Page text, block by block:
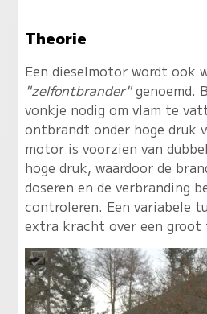
Theorie
Een dieselmotor wordt ook
"zelfontbrander"genoemd.
vonkje nodig om vlam te
ontbrandt onder hoge druk
motor is voorzien van
hoge druk, waardoor de
doseren en de verbranding
controleren. Een variabele
extra kracht over een groot